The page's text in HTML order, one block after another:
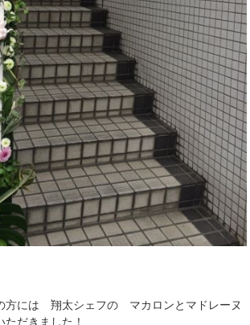
方には 翔太シェフの マカロンとマドレーヌ
だきました！